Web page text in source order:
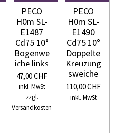
PECO
H0m SL-
E1487
Cd75 10°
Bogenwe
iche links
47,00 CHF
inkl. MwSt
zzgl.
Versandkosten
PECO
H0m SL-
E1490
Cd75 10°
Doppelte
Kreuzung
sweiche
110,00 CHF
inkl. MwSt